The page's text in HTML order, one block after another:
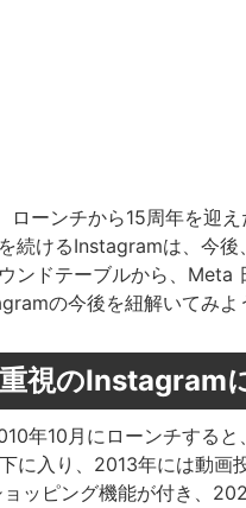
ローンチから15周年を迎
続けるInstagramは、今
ンドテーブルから、
の今後を紐解いてみよ
視のInstagram
年10月にローンチする
に入り、2013年には動画
ッピング機能が付き、